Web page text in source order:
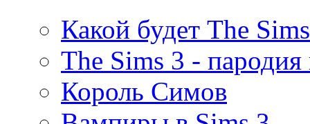
Какой будет The
The Sims 3 -
Король Симов